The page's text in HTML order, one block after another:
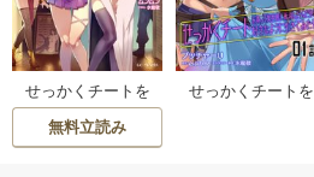
せっかくチートを
貰って異世界に転
移したんだから、
無料立読み
せっかくチートを